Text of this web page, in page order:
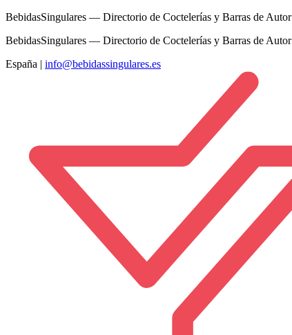
BebidasSingulares — Directorio de Coctelerías y Barras de Autor
BebidasSingulares — Directorio de Coctelerías y Barras de Autor
España | info@bebidassingulares.es